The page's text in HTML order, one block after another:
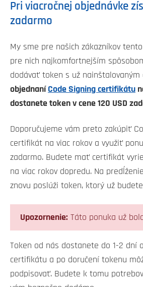
Pri viacročnej objednávke
zadarmo
My sme pre našich zákazníkov
pre nich najkomfortnejším
dodávať token s už
objednaní Code Signing certifikátu
dostanete token v cene 120 USD
Doporučujeme vám preto zakúpiť
certifikát na viac rokov a využiť
zadarmo. Budete mať certifikát
na viac rokov dopredu. Na
znovu poslúži token, ktorý už
Upozornenie: Táto ponuka už
Token od nás dostanete do 1-2 dní
certifikátu a po doručení tokenu
podpisovať. Budete k tomu